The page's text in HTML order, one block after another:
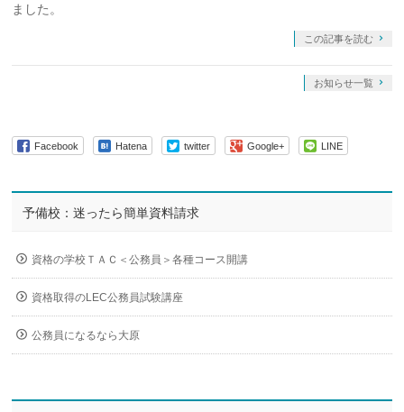
ました。
この記事を読む
お知らせ一覧
Facebook Hatena twitter Google+ LINE
予備校：迷ったら簡単資料請求
資格の学校ＴＡＣ＜公務員＞各種コース開講
資格取得のLEC公務員試験講座
公務員になるなら大原